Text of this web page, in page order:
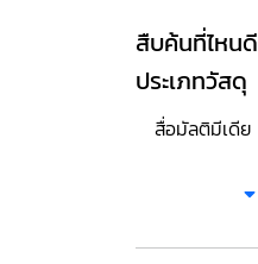
สืบค้นที่ไหนดี
ประเภทวัสดุ
สื่อมัลติมีเดีย